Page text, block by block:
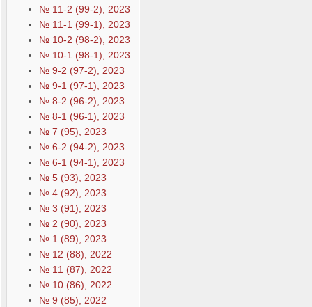
№ 11-2 (99-2), 2023
№ 11-1 (99-1), 2023
№ 10-2 (98-2), 2023
№ 10-1 (98-1), 2023
№ 9-2 (97-2), 2023
№ 9-1 (97-1), 2023
№ 8-2 (96-2), 2023
№ 8-1 (96-1), 2023
№ 7 (95), 2023
№ 6-2 (94-2), 2023
№ 6-1 (94-1), 2023
№ 5 (93), 2023
№ 4 (92), 2023
№ 3 (91), 2023
№ 2 (90), 2023
№ 1 (89), 2023
№ 12 (88), 2022
№ 11 (87), 2022
№ 10 (86), 2022
№ 9 (85), 2022